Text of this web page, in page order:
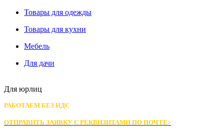
Товары для одежды
Товары для кухни
Мебель
Для дачи
Для юрлиц
РАБОТАЕМ БЕЗ НДС
ОТПРАВИТЬ ЗАЯВКУ С РЕКВИЗИТАМИ ПО ПОЧТЕ>